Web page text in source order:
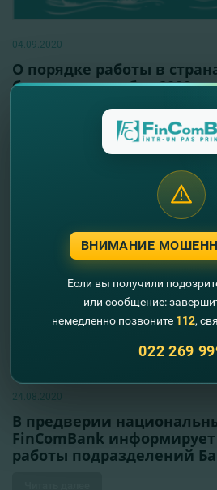
04.09.2020
О порядке работы в
банков в сентябре 2020
24.08.2020
В предверии
FinComBank
работы подразделений
ВНИМАНИЕ
Если вы получили
или сообщение:
немедленно позвоните 112,
022 269